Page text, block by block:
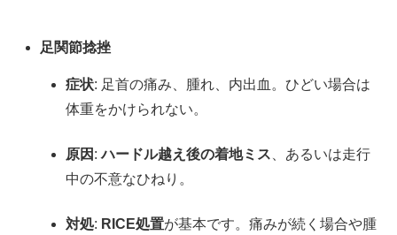
足関節捻挫
症状: 足首の痛み、腫れ、内出血。ひどい場合は
体重をかけられない。
原因 :ハードル越え後の着地ミス 、あるいは走行
中の不意なひねり。
対処: RICE処置が基本です。痛みが続く場合や腫